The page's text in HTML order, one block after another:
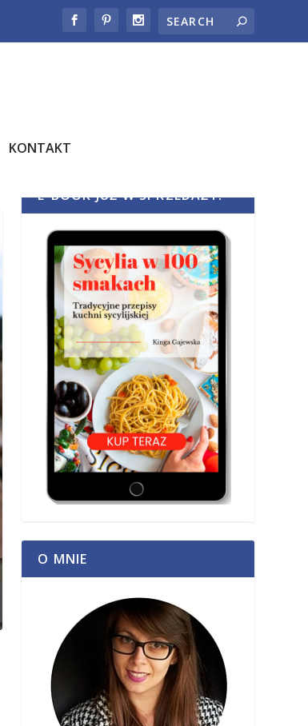
KONTAKT
E-BOOK JUŻ W SPRZEDAŻY!
O MNIE